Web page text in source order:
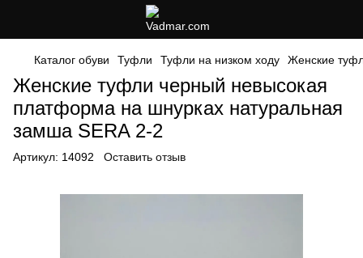
Каталог обуви Туфли Туфли на низком ходу Женские
Женские туфли черный невысокая
платформа на шнурках натуральная
замша SERA 2-2
Артикул: 14092 Оставить отзыв